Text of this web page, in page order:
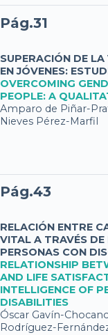
Pág.31
SUPERACIÓN DE
EN JÓVENES:
OVERCOMING
PEOPLE: A
Amparo de Piñar-
Nieves Pérez-Marfil
Pág.43
RELACIÓN ENTRE
VITAL A TRAVÉS
PERSONAS CON
RELATIONSHIP
AND LIFE
INTELLIGENCE OF
DISABILITIES
Óscar Gavín-
Rodríguez-